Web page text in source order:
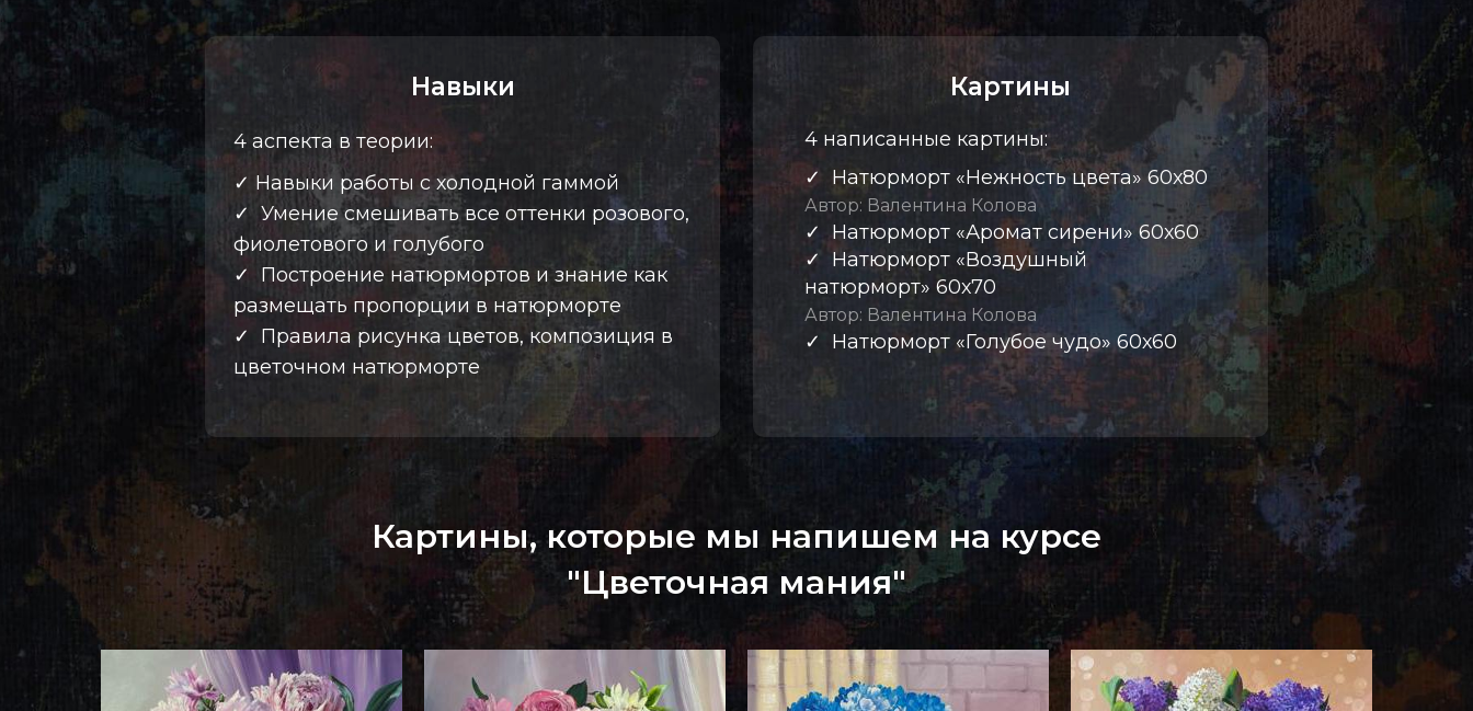
Навыки
4 аспекта в теории:
✓ Навыки работы с холодной гаммой
✓ Умение смешивать все оттенки розового,
фиолетового и голубого
✓ Построение натюрмортов и знание как
размещать пропорции в натюрморте
✓ Правила рисунка цветов, композиция в
цветочном натюрморте
Картины
4 написанные картины:
✓ Натюрморт «Нежность цвета» 60х80
Автор: Валентина Колова
✓ Натюрморт «Аромат сирени» 60х60
✓ Натюрморт «Воздушный
натюрморт» 60х70
Автор: Валентина Колова
✓ Натюрморт «Голубое чудо» 60х60
Картины, которые мы напишем на курсе
"Цветочная мания"